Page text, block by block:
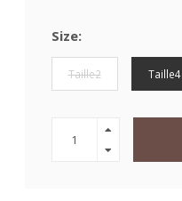
Size:
Taille2 Taille4